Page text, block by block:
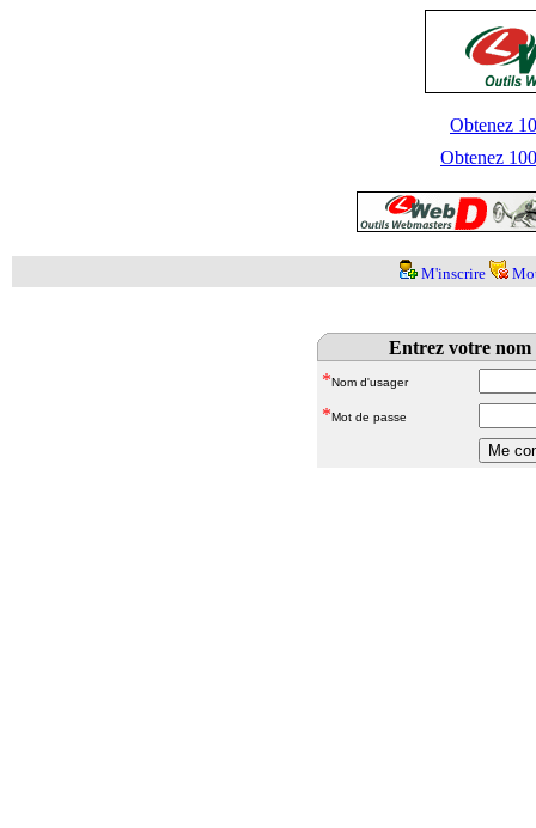
Obtenez
Obtenez
M'inscrire
Entrez votre nom
*Nom d'usager
*Mot de passe